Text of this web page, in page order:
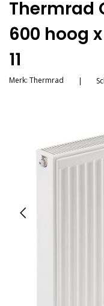
Thermrad
600 hoog
11
Merk: Thermrad |